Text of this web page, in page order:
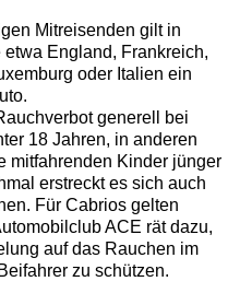
Mitreisenden gilt in
England, Frankreich,
oder Italien ein
generell bei
18 Jahren, in anderen
mitfahrenden Kinder jünger
erstreckt es sich auch
Für Cabrios gelten
ACE rät dazu,
auf das Rauchen im
zu schützen.